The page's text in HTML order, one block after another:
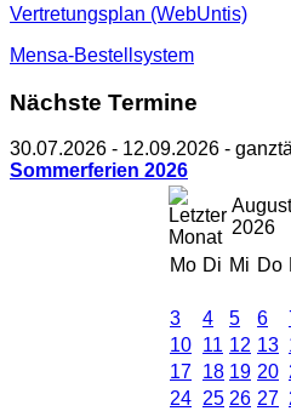
Vertretungsplan (WebUntis)
Mensa-Bestellsystem
Nächste Termine
30.07.2026 - 12.09.2026 -
Sommerferien 2026
August
2026
Mo Di Mi Do
3
4 5 6
10 11 12 13
17 18 19 20
24 25 26 27